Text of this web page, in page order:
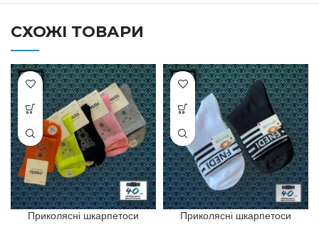
СХОЖІ ТОВАРИ
Приколясні шкарпетоси Приколясні шкарпетоси